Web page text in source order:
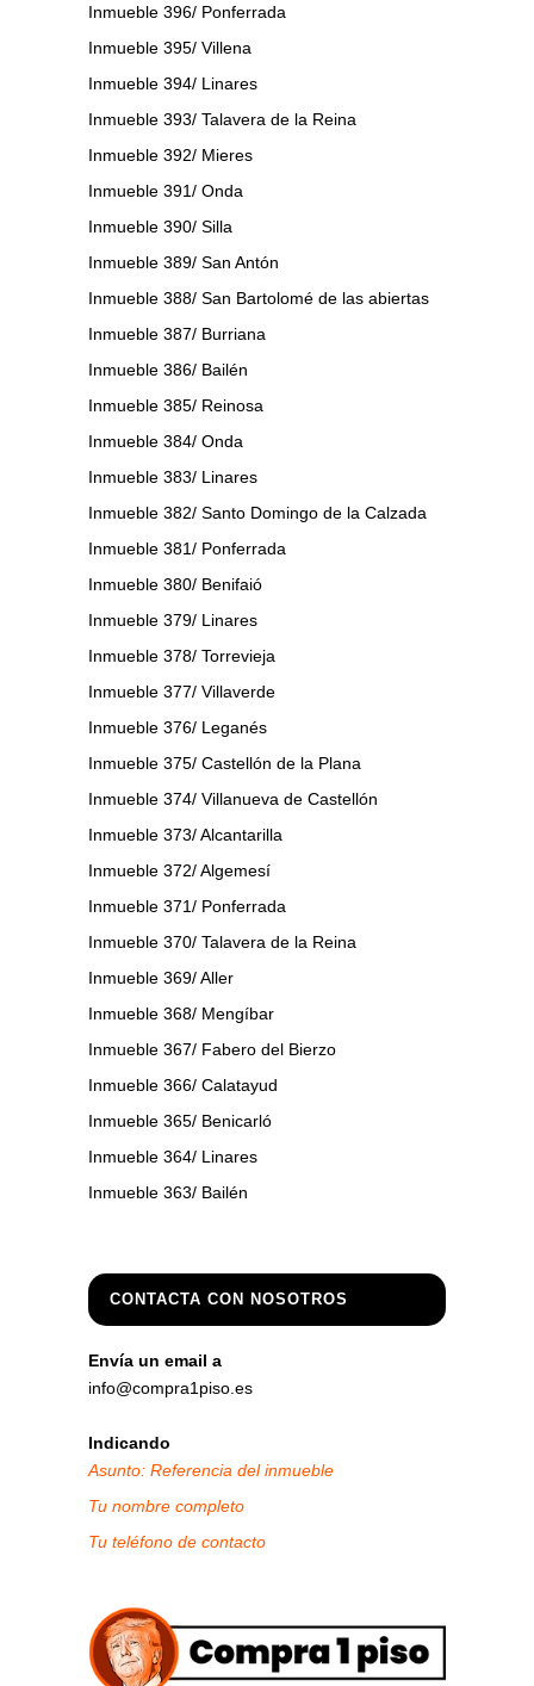
Inmueble 396/ Ponferrada
Inmueble 395/ Villena
Inmueble 394/ Linares
Inmueble 393/ Talavera de la Reina
Inmueble 392/ Mieres
Inmueble 391/ Onda
Inmueble 390/ Silla
Inmueble 389/ San Antón
Inmueble 388/ San Bartolomé de las abiertas
Inmueble 387/ Burriana
Inmueble 386/ Bailén
Inmueble 385/ Reinosa
Inmueble 384/ Onda
Inmueble 383/ Linares
Inmueble 382/ Santo Domingo de la Calzada
Inmueble 381/ Ponferrada
Inmueble 380/ Benifaió
Inmueble 379/ Linares
Inmueble 378/ Torrevieja
Inmueble 377/ Villaverde
Inmueble 376/ Leganés
Inmueble 375/ Castellón de la Plana
Inmueble 374/ Villanueva de Castellón
Inmueble 373/ Alcantarilla
Inmueble 372/ Algemesí
Inmueble 371/ Ponferrada
Inmueble 370/ Talavera de la Reina
Inmueble 369/ Aller
Inmueble 368/ Mengíbar
Inmueble 367/ Fabero del Bierzo
Inmueble 366/ Calatayud
Inmueble 365/ Benicarló
Inmueble 364/ Linares
Inmueble 363/ Bailén
CONTACTA CON NOSOTROS
Envía un email a
info@compra1piso.es
Indicando
Asunto: Referencia del inmueble
Tu nombre completo
Tu teléfono de contacto